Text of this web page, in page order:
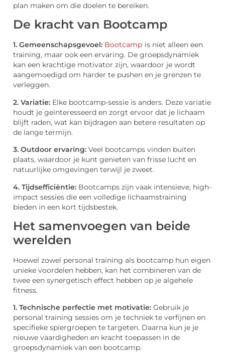
plan maken om die doelen te bereiken.
De kracht van Bootcamp
1. Gemeenschapsgevoel: Bootcamp is niet alleen een
training, maar ook een ervaring. De groepsdynamiek
kan een krachtige motivator zijn, waardoor je wordt
aangemoedigd om harder te pushen en je grenzen te
verleggen.
2. Variatie: Elke bootcamp-sessie is anders. Deze variatie
houdt je geïnteresseerd en zorgt ervoor dat je lichaam
blijft raden, wat kan bijdragen aan betere resultaten op
de lange termijn.
3. Outdoor ervaring: Veel bootcamps vinden buiten
plaats, waardoor je kunt genieten van frisse lucht en
natuurlijke omgevingen terwijl je zweet.
4. Tijdsefficiëntie: Bootcamps zijn vaak intensieve, high-
impact sessies die een volledige lichaamstraining
bieden in een kort tijdsbestek.
Het samenvoegen van beide
werelden
Hoewel zowel personal training als bootcamp hun eigen
unieke voordelen hebben, kan het combineren van de
twee een synergetisch effect hebben op je algehele
fitness.
1. Technische perfectie met motivatie: Gebruik je
personal training sessies om je techniek te verfijnen en
specifieke spiergroepen te targeten. Daarna kun je je
nieuwe vaardigheden en kracht toepassen in de
groepsdynamiek van een bootcamp.